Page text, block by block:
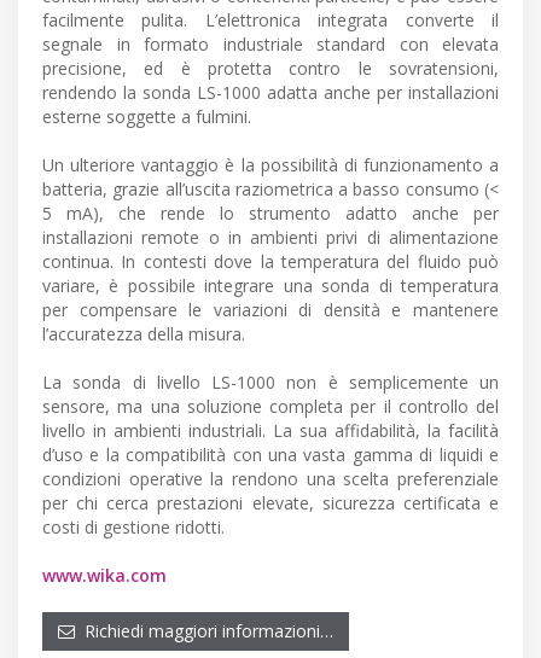
facilmente pulita. L’elettronica integrata converte il
segnale in formato industriale standard con elevata
precisione, ed è protetta contro le sovratensioni,
rendendo la sonda LS-1000 adatta anche per installazioni
esterne soggette a fulmini.
Un ulteriore vantaggio è la possibilità di funzionamento a
batteria, grazie all’uscita raziometrica a basso consumo (<
5 mA), che rende lo strumento adatto anche per
installazioni remote o in ambienti privi di alimentazione
continua. In contesti dove la temperatura del fluido può
variare, è possibile integrare una sonda di temperatura
per compensare le variazioni di densità e mantenere
l’accuratezza della misura.
La sonda di livello LS-1000 non è semplicemente un
sensore, ma una soluzione completa per il controllo del
livello in ambienti industriali. La sua affidabilità, la facilità
d’uso e la compatibilità con una vasta gamma di liquidi e
condizioni operative la rendono una scelta preferenziale
per chi cerca prestazioni elevate, sicurezza certificata e
costi di gestione ridotti.
www.wika.com
Richiedi maggiori informazioni…